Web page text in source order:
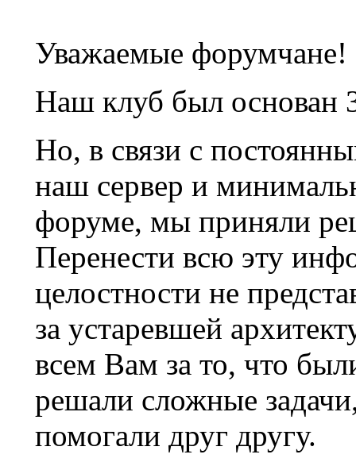
Уважаемые форумчане!
Наш клуб был основан
Но, в связи с
наш сервер и
форуме, мы приняли
Перенести всю эту
целостности не
за устаревшей
всем Вам за то, что
решали сложные
помогали друг другу.